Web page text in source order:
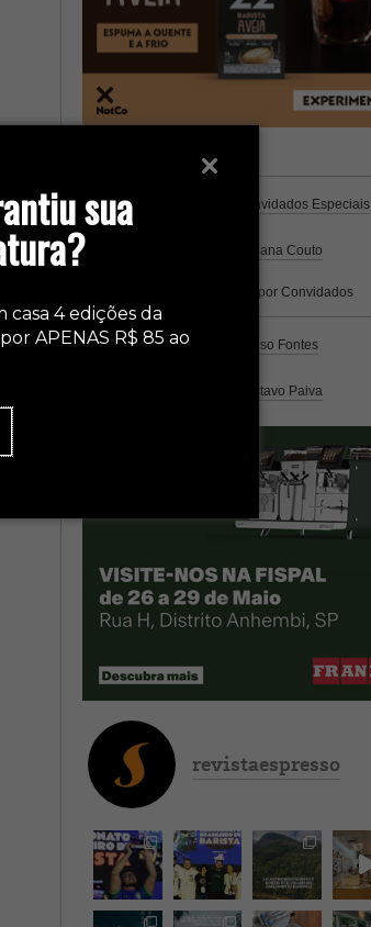
sua
casa 4 edições da
APENAS R$ 85 ao
Espresso
Coluna Café por Convidados Especiais
por Cristiana Couto
por Convidados
Especiais
Análisepor Caio Alonso Fontes
por Gustavo Paiva
revistaespresso